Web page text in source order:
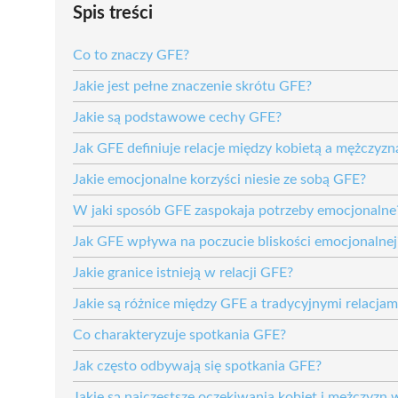
Spis treści
Co to znaczy GFE?
Jakie jest pełne znaczenie skrótu GFE?
Jakie są podstawowe cechy GFE?
Jak GFE definiuje relacje między kobietą a
Jakie emocjonalne korzyści niesie ze sobą GFE?
W jaki sposób GFE zaspokaja potrzeby
Jak GFE wpływa na poczucie bliskości
Jakie granice istnieją w relacji GFE?
Jakie są różnice między GFE a tradycyjnymi
Co charakteryzuje spotkania GFE?
Jak często odbywają się spotkania GFE?